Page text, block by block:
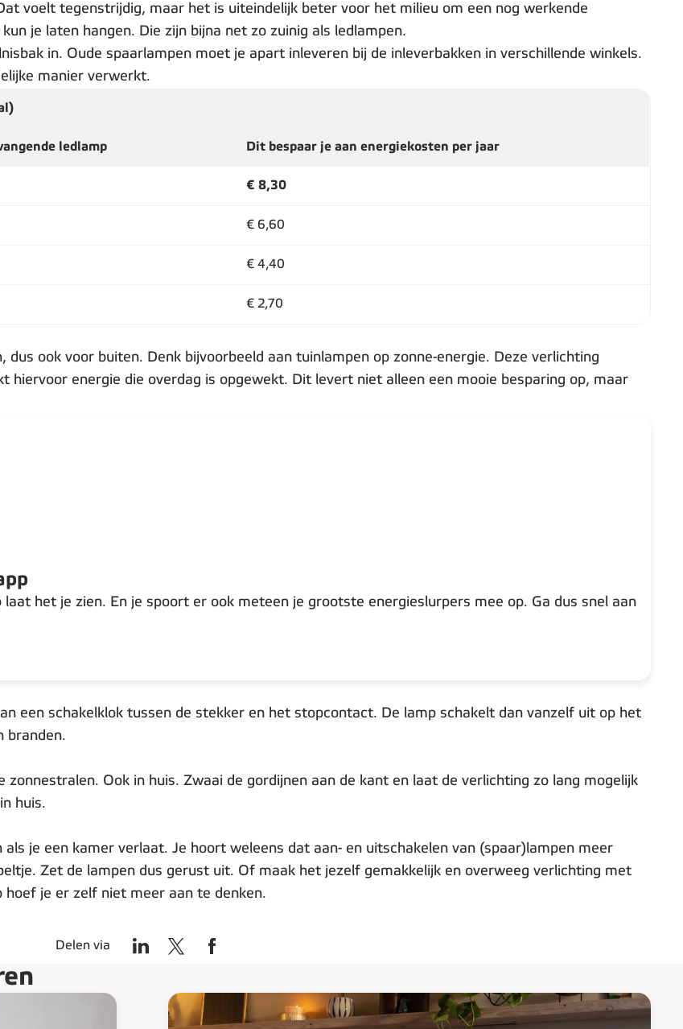
voelt tegenstrijdig, maar het is uiteindelijk beter voor het milieu om een nog werkende
je laten hangen. Die zijn bijna net zo zuinig als ledlampen.
in. Oude spaarlampen moet je apart inleveren bij de inleverbakken in verschillende winkels.
manier verwerkt.
ledlamp Dit bespaar je aan energiekosten per jaar
€ 8,30
€ 6,60
€ 4,40
€ 2,70
ook voor buiten. Denk bijvoorbeeld aan tuinlampen op zonne-energie. Deze verlichting
hiervoor energie die overdag is opgewekt. Dit levert niet alleen een mooie besparing op, maar
laat het je zien. En je spoort er ook meteen je grootste energieslurpers mee op. Ga dus snel aan
een schakelklok tussen de stekker en het stopcontact. De lamp schakelt dan vanzelf uit op het
branden.
zonnestralen. Ook in huis. Zwaai de gordijnen aan de kant en laat de verlichting zo lang mogelijk
huis.
je een kamer verlaat. Je hoort weleens dat aan- en uitschakelen van (spaar)lampen meer
Zet de lampen dus gerust uit. Of maak het jezelf gemakkelijk en overweeg verlichting met
je er zelf niet meer aan te denken.
Delen via